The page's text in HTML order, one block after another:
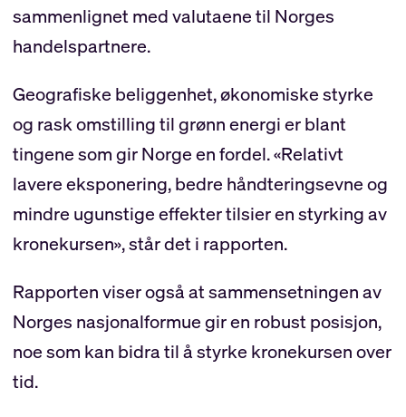
sammenlignet med valutaene til Norges
handelspartnere.
Geografiske beliggenhet, økonomiske styrke
og rask omstilling til grønn energi er blant
tingene som gir Norge en fordel. «Relativt
lavere eksponering, bedre håndteringsevne og
mindre ugunstige effekter tilsier en styrking av
kronekursen», står det i rapporten.
Rapporten viser også at sammensetningen av
Norges nasjonalformue gir en robust posisjon,
noe som kan bidra til å styrke kronekursen over
tid.